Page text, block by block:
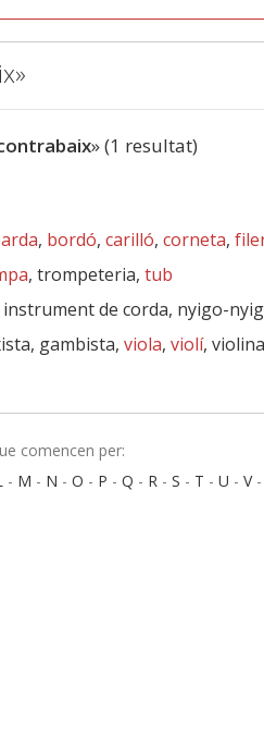
» (1 resultat)
, bordó, carilló, corneta,
, trompeteria, tub
instrument de corda, nyigo-
gambista, viola, violí,
comencen per:
- M - N - O - P - Q - R - S - T - U - V-